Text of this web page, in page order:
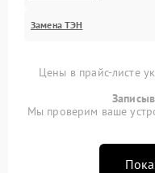
Замена ТЭН
Цены в прайс-листе
Мы проверим ваше